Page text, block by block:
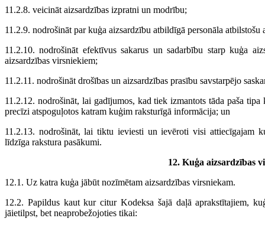
11.2.8. veicināt aizsardzības izpratni un modrību;
11.2.9. nodrošināt par kuģa aizsardzību atbildīgā personāla atbilstošu
11.2.10. nodrošināt efektīvus sakarus un sadarbību starp kuģa
aizsardzības virsniekiem;
11.2.11. nodrošināt drošības un aizsardzības prasību savstarpējo
11.2.12. nodrošināt, lai gadījumos, kad tiek izmantots tāda paša
precīzi atspoguļotos katram kuģim raksturīgā informācija; un
11.2.13. nodrošināt, lai tiktu ieviesti un ievēroti visi attiecīgajam
līdzīga rakstura pasākumi.
12. Kuģa aizsardzības
12.1. Uz katra kuģa jābūt nozīmētam aizsardzības virsniekam.
12.2. Papildus kaut kur citur Kodeksa šajā daļā aprakstītajiem,
jāietilpst, bet neaprobežojoties tikai: